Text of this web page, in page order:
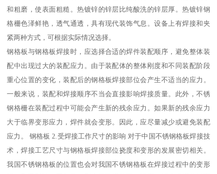
和粗磨，使表面粗糙。热镀锌的锌层比纯酸洗的锌层厚。热镀锌钢
格栅色泽鲜艳，透气通透，具有现代装饰气息。设备上有焊接和夹
紧两种方式，可根据实际情况选择。
钢格板与钢格板焊接时，应选择合适的焊件装配顺序，避免整体装
配中出现过大的装配应力。由于装配体的整体刚度和不同装配阶段
重心位置的变化，装配后的钢格板焊接部位会产生不适当的应力。
一般来说，装配和焊接顺序不当会直接影响焊接质量。此外，不锈
钢格栅在装配过程中可能会产生新的残余应力。如果新的残余应力
大于临界变形应力，焊件就会变形。因此，应尽量减少或避免装配
应力。 钢格板 2.受焊接工作尺寸的影响 对于中国不锈钢格板焊接技
术，焊接工艺尺寸与钢格板焊接部位挠度和变形的发展密切相关。
我国不锈钢格板的位置也会对我国不锈钢格板在焊接过程中的变形